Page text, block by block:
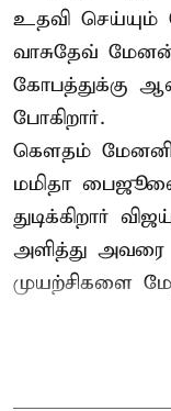
உதவி
வாசுதேவ்
கோபத்துக்கு
போகிறார்.
கௌதம்
மமிதா
துடிக்கிறார்
அளித்து அவரை
முயற்சிகளை